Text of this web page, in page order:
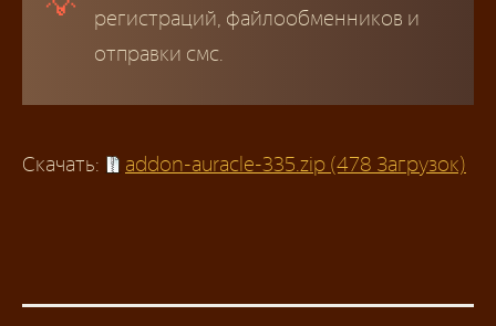
регистраций, файлообменников и
отправки смс.
Скачать: addon-auracle-335.zip (478 Загрузок)